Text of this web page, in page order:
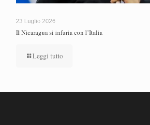
23 Luglio 2026
Il Nicaragua si infuria con l’Italia
Leggi tutto